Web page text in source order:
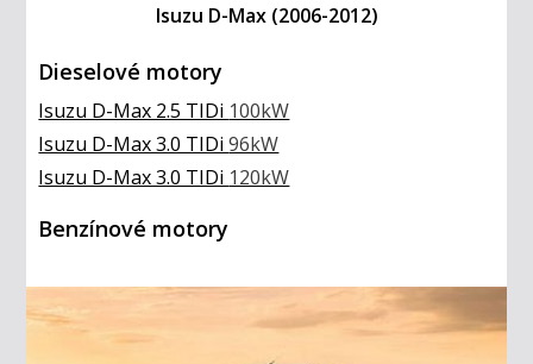
Isuzu D-Max (2006-2012)
Dieselové motory
Isuzu D-Max 2.5 TIDi 100kW
Isuzu D-Max 3.0 TIDi96kW
Isuzu D-Max 3.0 TIDi 120kW
Benzínové motory